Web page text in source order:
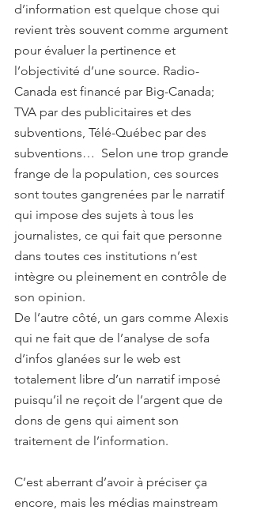
d’information est quelque chose qui
revient très souvent comme argument
pour évaluer la pertinence et
l’objectivité d’une source. Radio-
Canada est financé par Big-Canada;
TVA par des publicitaires et des
subventions, Télé-Québec par des
subventions…  Selon une trop grande
frange de la population, ces sources
sont toutes gangrenées par le narratif
qui impose des sujets à tous les
journalistes, ce qui fait que personne
dans toutes ces institutions n’est
intègre ou pleinement en contrôle de
son opinion.
De l’autre côté, un gars comme Alexis
qui ne fait que de l’analyse de sofa
d’infos glanées sur le web est
totalement libre d’un narratif imposé
puisqu’il ne reçoit de l’argent que de
dons de gens qui aiment son
traitement de l’information.
C’est aberrant d’avoir à préciser ça
encore, mais les médias mainstream